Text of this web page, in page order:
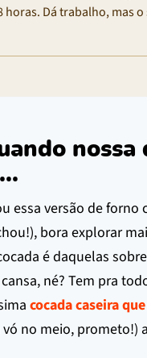
horas. Dá trabalho, mas
nossa
essa versão de forno
bora explorar
é daquelas
né? Tem pra
cocada caseira
vó no meio, prometo!)